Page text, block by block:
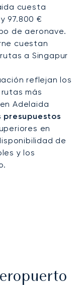
valle de
mientras que
en
varias horas
fue el
en
refleja unos
y la excelencia
los festivales
las visitas a
a los retiros
de
cuesta
97.800 €
de aeronave.
cuestan
a Singapur
reflejan los
más
Adelaida
presupuestos
en
de
y los